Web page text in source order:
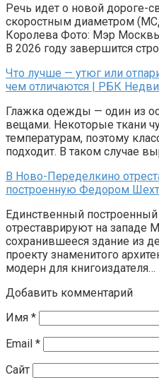
Речь идет о новой дороге-
скоростным диаметром
Королева Фото: Мэр
В 2026 году завершится
Что лучше — утюг или
чем отличаются | РБК
Глажка одежды — один из
вещами. Некоторые ткани
температурам, поэтому
подходит. В таком случае
В Ново-Переделкино
построенную Федором
Единственный
отреставрируют на западе
сохранившееся здание из
проекту знаменитого
модерн для книгоиздателя…
Добавить комментарий
Имя *
Email *
Сайт